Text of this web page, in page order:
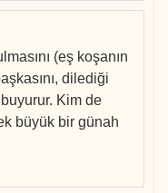
(eş koşanın
dilediği
Kim de
büyük bir günah